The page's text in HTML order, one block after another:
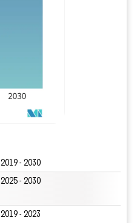
2019 - 2030
2025 - 2030
2019 - 2023